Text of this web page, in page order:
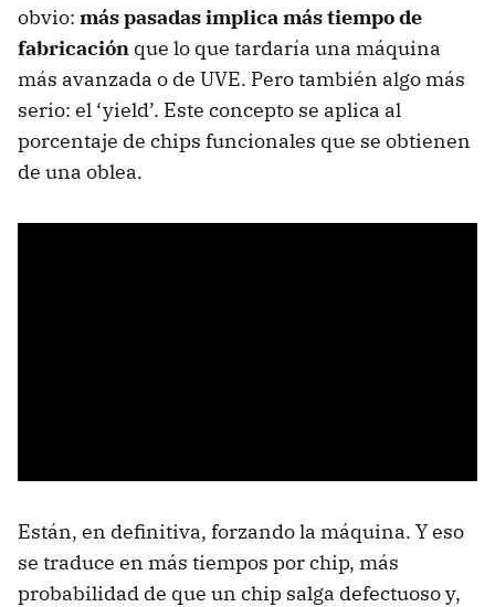
obvio: más pasadas implica más tiempo de
fabricación que lo que tardaría una máquina
más avanzada o de UVE. Pero también algo más
serio: el ‘yield’. Este concepto se aplica al
porcentaje de chips funcionales que se obtienen
de una oblea.
Están, en definitiva, forzando la máquina. Y eso
se traduce en más tiempos por chip, más
probabilidad de que un chip salga defectuoso y,